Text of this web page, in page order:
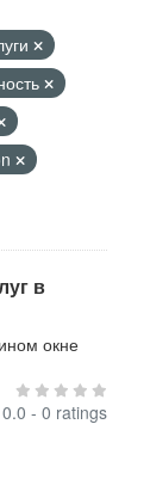
в
окне
0.0 - 0 ratings